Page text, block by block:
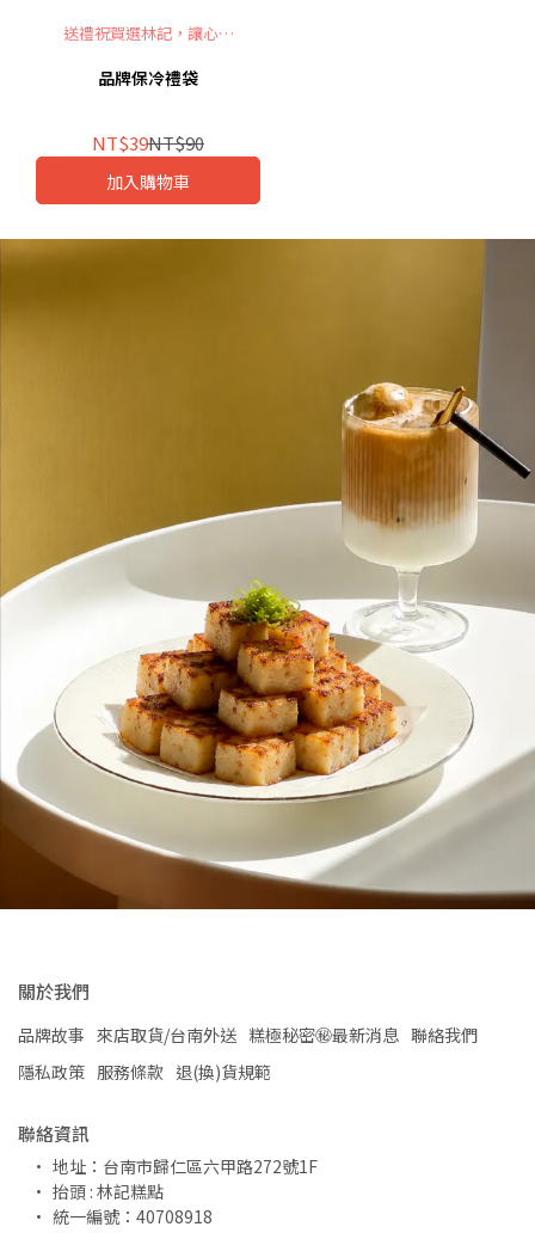
送禮祝賀選林記，讓心意
品牌保冷禮袋
NT$39NT$90
加入購物車
關於我們
品牌故事 來店取貨/台南外送 糕極秘密㊙️最新消息 聯絡我們
隱私政策 服務條款 退(換)貨規範
聯絡資訊
地址：台南市歸仁區六甲路272號1F
抬頭 : 林記糕點
統一編號：40708918